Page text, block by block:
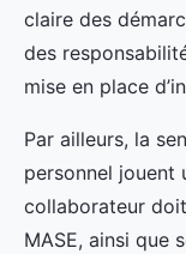
claire des
des
mise en place
Par ailleurs, la
personnel jouent
collaborateur
MASE, ainsi que